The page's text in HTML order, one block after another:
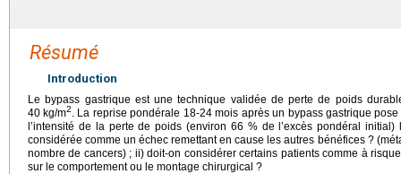
Résumé
Introduction
Le bypass gastrique est une technique validée de perte de poids
40 kg/m2
. La reprise pondérale 18-24 mois après un bypass gastrique
l’intensité de la perte de poids (environ 66 % de l’excès pondéral
considérée comme un échec remettant en cause les autres bénéfices ?
nombre de cancers) ; ii) doit-on considérer certains patients comme à
sur le comportement ou le montage chirurgical ?